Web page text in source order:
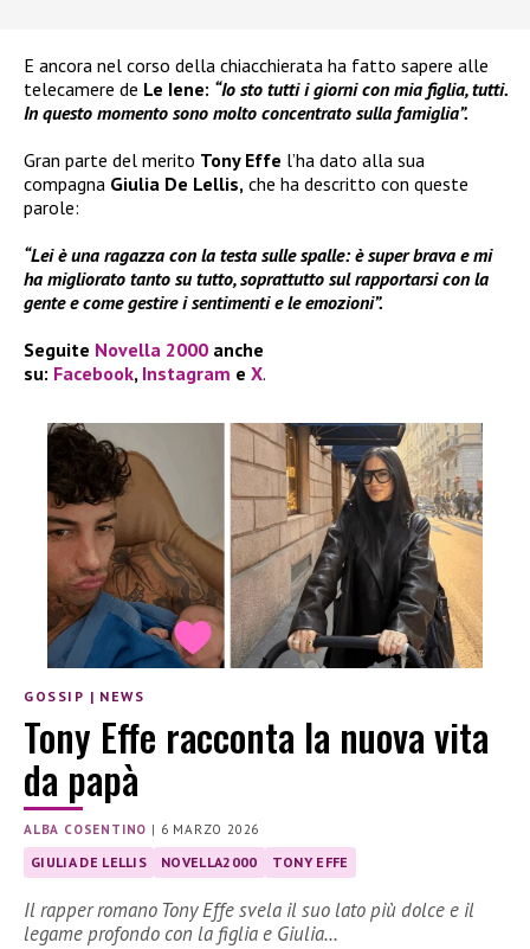
E ancora nel corso della chiacchierata ha fatto sapere alle
telecamere de Le Iene: “Io sto tutti i giorni con mia figlia, tutti.
In questo momento sono molto concentrato sulla famiglia”.
Gran parte del merito Tony Effe l’ha dato alla sua
compagna Giulia De Lellis, che ha descritto con queste
parole:
“Lei è una ragazza con la testa sulle spalle: è super brava e mi
ha migliorato tanto su tutto, soprattutto sul rapportarsi con la
gente e come gestire i sentimenti e le emozioni”.
Seguite Novella 2000 anche
su: Facebook, Instagram e X.
GOSSIP | NEWS
Tony Effe racconta la nuova vita
da papà
ALBA COSENTINO | 6 MARZO 2026
GIULIA DE LELLIS NOVELLA2000 TONY EFFE
Il rapper romano Tony Effe svela il suo lato più dolce e il
legame profondo con la figlia e Giulia…